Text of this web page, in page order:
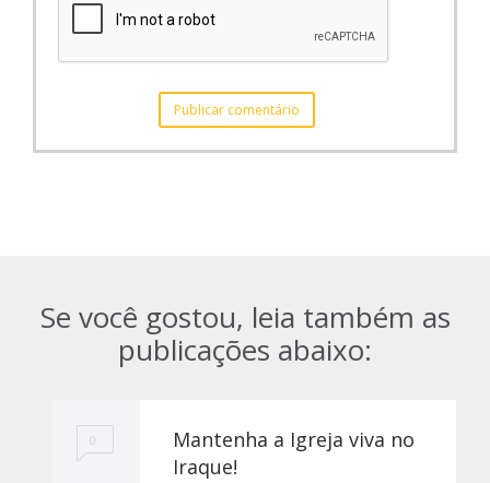
Se você gostou, leia também as
publicações abaixo:
0
Mantenha a Igreja viva no
Iraque!